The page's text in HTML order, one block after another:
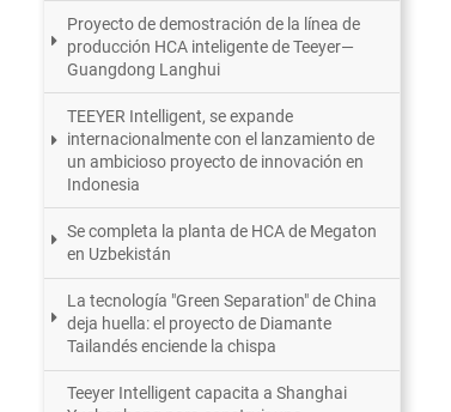
Proyecto de demostración de la línea de
producción HCA inteligente de Teeyer—
Guangdong Langhui
TEEYER Intelligent, se expande
internacionalmente con el lanzamiento de
un ambicioso proyecto de innovación en
Indonesia
Se completa la planta de HCA de Megaton
en Uzbekistán
La tecnología "Green Separation" de China
deja huella: el proyecto de Diamante
Tailandés enciende la chispa
Teeyer Intelligent capacita a Shanghai